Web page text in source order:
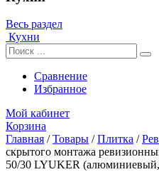
Весь раздел
Кухни
Сравнение
Избранное
Мой кабинет
Корзина
Главная /Товары /Плитка /
скрытого монтажа
50/30 LYUKER